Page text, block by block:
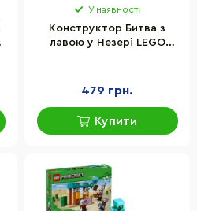
У наявності
Конструктор Битва з
лавою у Незері LEGO
479 грн.
Купити